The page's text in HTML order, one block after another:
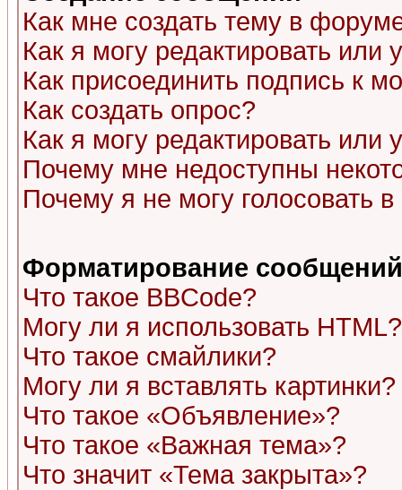
Как мне создать тему в
Как я могу редактировать или
Как присоединить подпись к
Как создать опрос?
Как я могу редактировать или
Почему мне недоступны
Почему я не могу голосовать
Форматирование
Что такое BBCode?
Могу ли я использовать HTML?
Что такое смайлики?
Могу ли я вставлять картинки?
Что такое «Объявление»?
Что такое «Важная тема»?
Что значит «Тема закрыта»?